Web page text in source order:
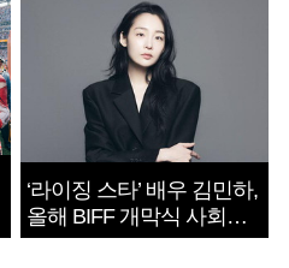
‘라이징 스타’ 배우 김민하,
올해 BIFF 개막식 사회자
확정